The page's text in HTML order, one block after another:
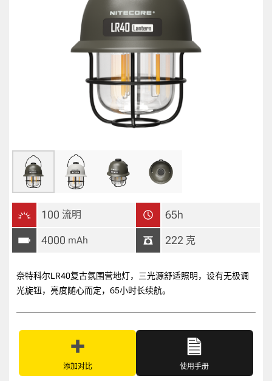
100 流明
65h
4000 mAh 222 克
奈特科尔LR40复古氛围营地灯，三光源舒适照明，设有无极调
光旋钮，亮度随心而定，65小时长续航。
添加对比 使用手册